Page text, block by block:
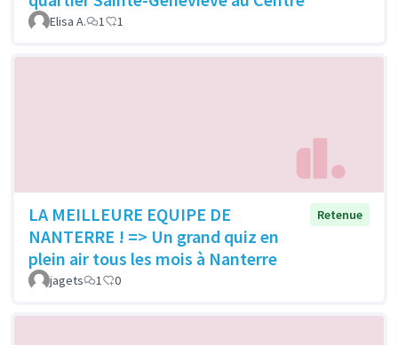
Elisa A. 1 1
LA MEILLEURE EQUIPE DE
NANTERRE ! => Un grand quiz en
plein air tous les mois à Nanterre
Retenue
jagets 1 0